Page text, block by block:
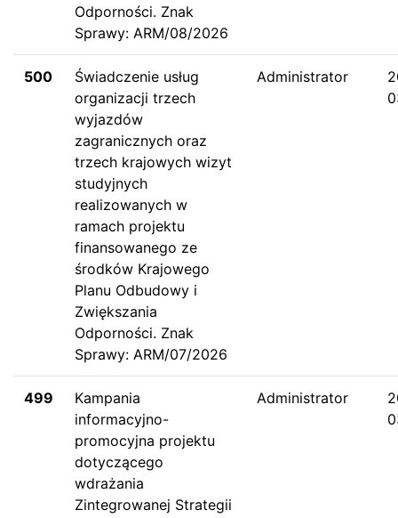
Odporności. Znak
Sprawy: ARM/08/2026
500
Świadczenie usług
organizacji trzech
wyjazdów
zagranicznych oraz
trzech krajowych wizyt
studyjnych
realizowanych w
ramach projektu
finansowanego ze
środków Krajowego
Planu Odbudowy i
Zwiększania
Odporności. Znak
Sprawy: ARM/07/2026
Administrator
499
Kampania
informacyjno-
promocyjna projektu
dotyczącego
wdrażania
Zintegrowanej Strategii
Administrator